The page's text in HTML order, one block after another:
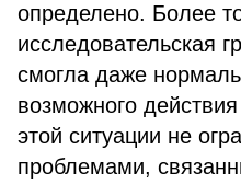
определено. Более
исследовательская
смогла даже
возможного
этой ситуации не
проблемами,